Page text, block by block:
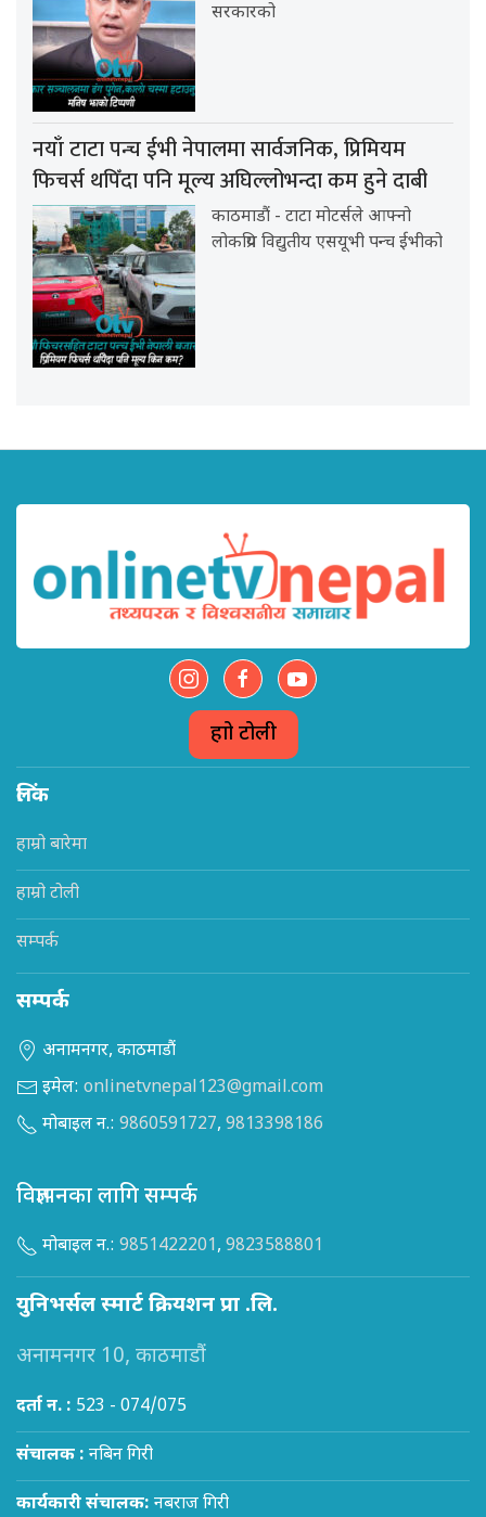
सरकारको
नयाँ टाटा पन्च ईभी नेपालमा सार्वजनिक, प्रिमियम
फिचर्स थपिँदा पनि मूल्य अघिल्लोभन्दा कम हुने दाबी
काठमाडौं - टाटा मोटर्सले आफ्नो
लोकप्रिय विद्युतीय एसयूभी पन्च ईभीको
हाम्रो टोली
लिंक
हाम्रो बारेमा
हाम्रो टोली
सम्पर्क
सम्पर्क
अनामनगर, काठमाडौं
इमेल: onlinetvnepal123@gmail.com
मोबाइल न.: 9860591727, 9813398186
विज्ञापनका लागि सम्पर्क
मोबाइल न.: 9851422201, 9823588801
युनिभर्सल स्मार्ट क्रियशन प्रा .लि.
अनामनगर 10, काठमाडौं
दर्ता न. : 523 - 074/075
संचालक : नबिन गिरी
कार्यकारी संचालक: नबराज गिरी